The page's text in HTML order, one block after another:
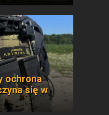
ochrona
się w